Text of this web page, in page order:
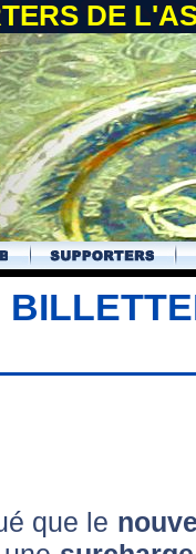
DE
que le